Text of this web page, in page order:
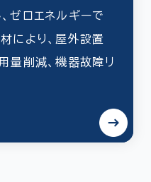
ゼロエネルギーで
により、屋外設置
量削減、機器故障リ